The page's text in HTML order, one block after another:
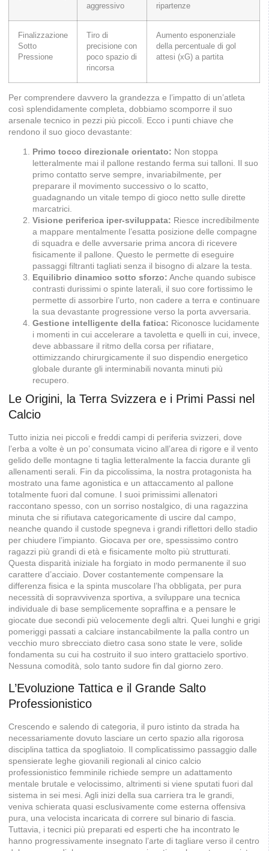
aggressivo
ripartenze
Finalizzazione
Sotto
Pressione
Tiro di
precisione con
poco spazio di
rincorsa
Aumento esponenziale
della percentuale di gol
attesi (xG) a partita
Per comprendere davvero la grandezza e l’impatto di un’atleta
così splendidamente completa, dobbiamo scomporre il suo
arsenale tecnico in pezzi più piccoli. Ecco i punti chiave che
rendono il suo gioco devastante:
Primo tocco direzionale orientato: Non stoppa
letteralmente mai il pallone restando ferma sui talloni. Il suo
primo contatto serve sempre, invariabilmente, per
preparare il movimento successivo o lo scatto,
guadagnando un vitale tempo di gioco netto sulle dirette
marcatrici.
Visione periferica iper-sviluppata: Riesce incredibilmente
a mappare mentalmente l’esatta posizione delle compagne
di squadra e delle avversarie prima ancora di ricevere
fisicamente il pallone. Questo le permette di eseguire
passaggi filtranti tagliati senza il bisogno di alzare la testa.
Equilibrio dinamico sotto sforzo: Anche quando subisce
contrasti durissimi o spinte laterali, il suo core fortissimo le
permette di assorbire l’urto, non cadere a terra e continuare
la sua devastante progressione verso la porta avversaria.
Gestione intelligente della fatica: Riconosce lucidamente
i momenti in cui accelerare a tavoletta e quelli in cui, invece,
deve abbassare il ritmo della corsa per rifiatare,
ottimizzando chirurgicamente il suo dispendio energetico
globale durante gli interminabili novanta minuti più
recupero.
Le Origini, la Terra Svizzera e i Primi Passi nel
Calcio
Tutto inizia nei piccoli e freddi campi di periferia svizzeri, dove
l’erba a volte è un po’ consumata vicino all’area di rigore e il vento
gelido delle montagne ti taglia letteralmente la faccia durante gli
allenamenti serali. Fin da piccolissima, la nostra protagonista ha
mostrato una fame agonistica e un attaccamento al pallone
totalmente fuori dal comune. I suoi primissimi allenatori
raccontano spesso, con un sorriso nostalgico, di una ragazzina
minuta che si rifiutava categoricamente di uscire dal campo,
neanche quando il custode spegneva i grandi riflettori dello stadio
per chiudere l’impianto. Giocava per ore, spessissimo contro
ragazzi più grandi di età e fisicamente molto più strutturati.
Questa disparità iniziale ha forgiato in modo permanente il suo
carattere d’acciaio. Dover costantemente compensare la
differenza fisica e la spinta muscolare l’ha obbligata, per pura
necessità di sopravvivenza sportiva, a sviluppare una tecnica
individuale di base semplicemente sopraffina e a pensare le
giocate due secondi più velocemente degli altri. Quei lunghi e grigi
pomeriggi passati a calciare instancabilmente la palla contro un
vecchio muro sbrecciato dietro casa sono state le vere, solide
fondamenta su cui ha costruito il suo intero grattacielo sportivo.
Nessuna comodità, solo tanto sudore fin dal giorno zero.
L’Evoluzione Tattica e il Grande Salto
Professionistico
Crescendo e salendo di categoria, il puro istinto da strada ha
necessariamente dovuto lasciare un certo spazio alla rigorosa
disciplina tattica da spogliatoio. Il complicatissimo passaggio dalle
spensierate leghe giovanili regionali al cinico calcio
professionistico femminile richiede sempre un adattamento
mentale brutale e velocissimo, altrimenti si viene sputati fuori dal
sistema in sei mesi. Agli inizi della sua carriera tra le grandi,
veniva schierata quasi esclusivamente come esterna offensiva
pura, una velocista incaricata di correre sul binario di fascia.
Tuttavia, i tecnici più preparati ed esperti che ha incontrato le
hanno progressivamente insegnato l’arte di tagliare verso il centro